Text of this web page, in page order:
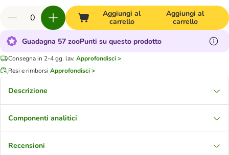
Aggiungi al
carrello
Aggiungi al
carrello
Guadagna 57 zooPunti su questo prodotto
Consegna in 2-4 gg. lav. Approfondisci >
Resi e rimborsi Approfondisci >
Descrizione
Componenti analitici
Recensioni